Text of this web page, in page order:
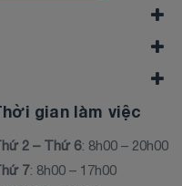
gian làm việc
2 – Thứ 6: 8h00 – 20h00
7: 8h00 – 17h00